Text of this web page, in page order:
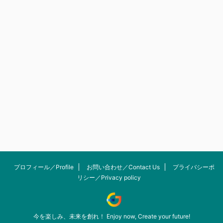
プロフィール／Profile お問い合わせ／Contact Us
プライバシーポ
リシー／Privacy policy
今を楽しみ、未来を創れ！ Enjoy now, Create your future!